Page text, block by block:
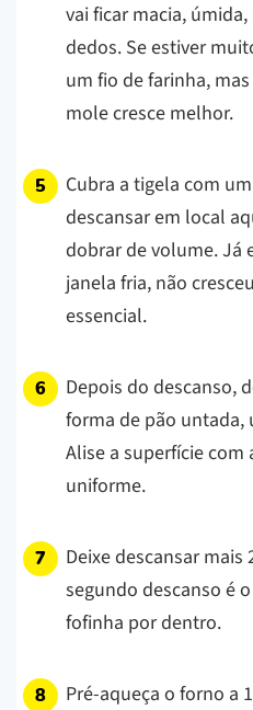
vai ficar macia,
dedos. Se estiver
um fio de farinha,
mole cresce melhor.
Cubra a tigela com
descansar em local
dobrar de volume. Já
janela fria, não
essencial.
Depois do descanso,
forma de pão untada,
Alise a superfície
uniforme.
Deixe descansar mais
segundo descanso é
fofinha por dentro.
Pré-aqueça o forno a